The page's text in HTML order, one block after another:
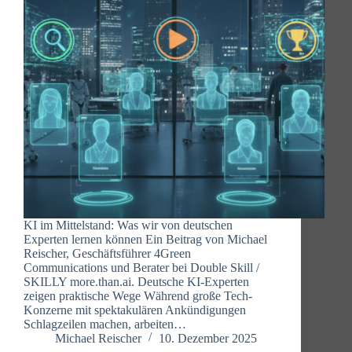
KI im Mittelstand: Was wir von deutschen
Experten lernen können Ein Beitrag von Michael
Reischer, Geschäftsführer 4Green
Communications und Berater bei Double Skill /
SKILLY more.than.ai. Deutsche KI-Experten
zeigen praktische Wege Während große Tech-
Konzerne mit spektakulären Ankündigungen
Schlagzeilen machen, arbeiten…
Michael Reischer
10. Dezember 2025